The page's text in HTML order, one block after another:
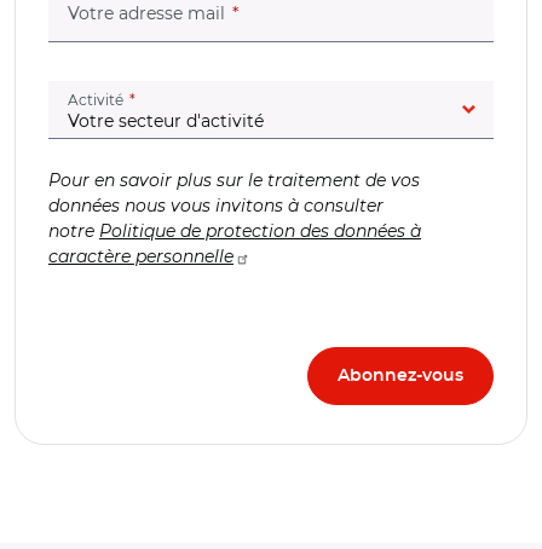
Votre adresse mail (champ obligatoire)
Activité (champ obligatoire)
Pour en savoir plus sur le traitement de vos
données nous vous invitons à consulter
notre Politique de protection des données à
caractère personnelle